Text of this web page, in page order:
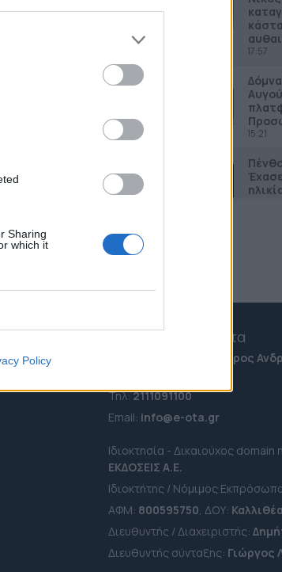
Sharing
which it
Policy
17:57
15:21
e-ota.gr | Ταυτότητα
Λεωφόρος
Τηλ:2111091100
Εmail: info@e-ota.gr
Ιδιοκτησία - Δικαιούχος domain
ΕΚΔΟΣΕΙΣ A.E.
Ιδιοκτήτης / Νόμιμος
ΑΦΜ: 800595750 , ΔΟΥ:
Διευθυντής / Διαχειριστής:
Διευθυντής σύνταξης: Γιώργος